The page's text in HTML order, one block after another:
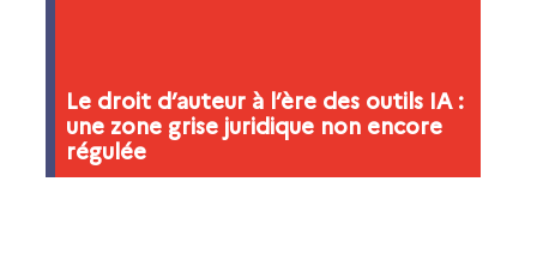
Le droit d’auteur à l’ère des outils IA :
une zone grise juridique non encore
régulée